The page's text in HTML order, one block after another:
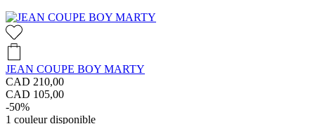
JEAN COUPE BOY MARTY
CAD 210,00
CAD 105,00
-50%
1 couleur disponible